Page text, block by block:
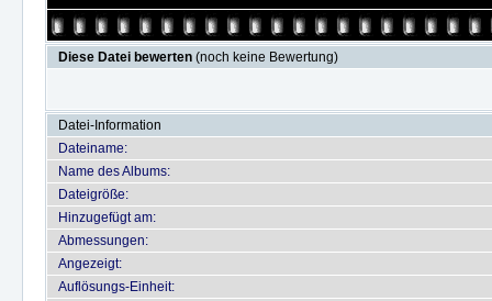
Diese Datei bewerten (noch keine Bewertung)
Datei-Information
Dateiname:
Name des Albums:
Dateigröße:
Hinzugefügt am:
Abmessungen:
Angezeigt:
Auflösungs-Einheit: